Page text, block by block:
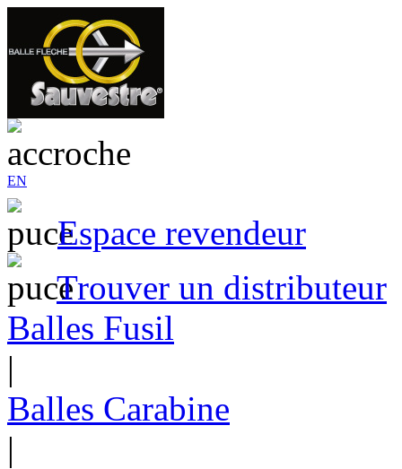
EN
Espace revendeur
Trouver un distributeur
Balles Fusil
|
Balles Carabine
|